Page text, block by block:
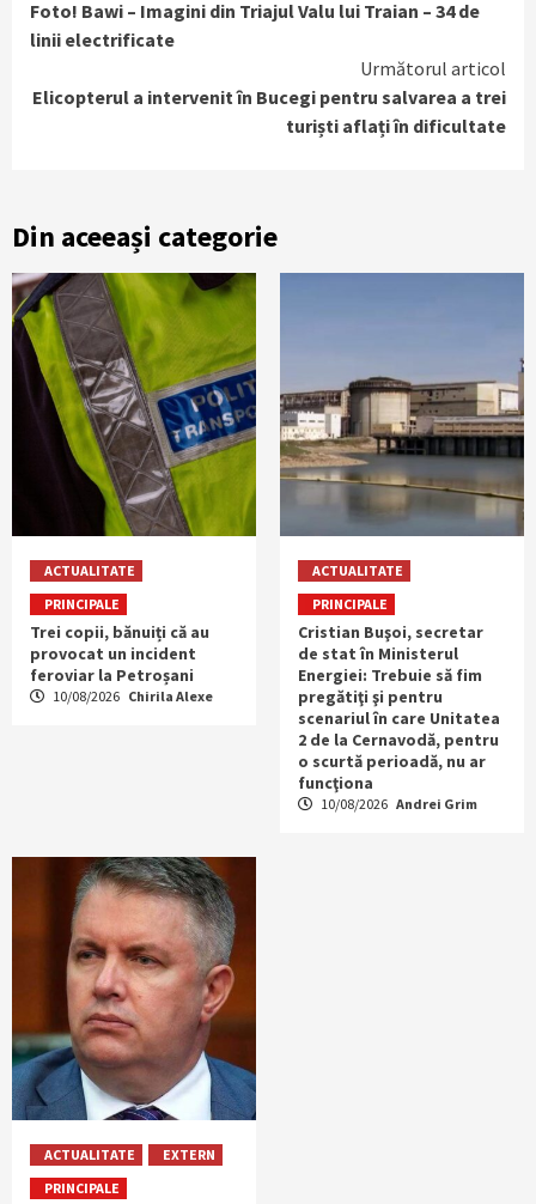
Reading
Foto! Bawi – Imagini din Triajul Valu lui Traian – 34 de
linii electrificate
Următorul articol
Elicopterul a intervenit în Bucegi pentru salvarea a trei
turiști aflați în dificultate
Din aceeași categorie
ACTUALITATE
PRINCIPALE
Trei copii, bănuiți că au
provocat un incident
feroviar la Petroșani
10/08/2026 Chirila Alexe
ACTUALITATE
PRINCIPALE
Cristian Buşoi, secretar
de stat în Ministerul
Energiei: Trebuie să fim
pregătiţi şi pentru
scenariul în care Unitatea
2 de la Cernavodă, pentru
o scurtă perioadă, nu ar
funcţiona
10/08/2026 Andrei Grim
ACTUALITATE
EXTERN
PRINCIPALE